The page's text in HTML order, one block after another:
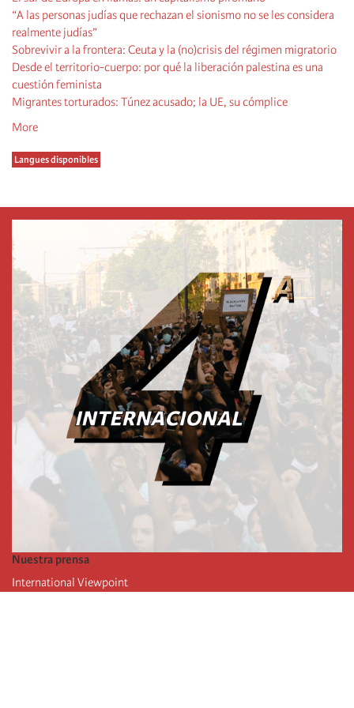
“A las personas judías que rechazan el sionismo no se les considera
realmente judías”
Sobrevivir a la frontera: Ceuta y la (no)crisis del régimen migratorio
Desde el territorio-cuerpo: por qué la liberación palestina es una
cuestión feminista
Migrantes torturados: Túnez acusado; la UE, su cómplice
More
Langues disponibles
Nuestra prensa
International Viewpoint